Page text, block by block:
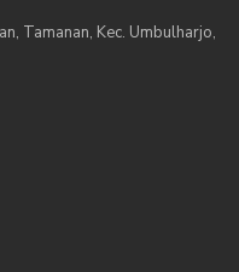
Tamanan, Kec. Umbulharjo,